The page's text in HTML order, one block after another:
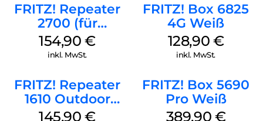
FRITZ! Repeater
2700 (für
Tarifvermarktung)
Weiß
154,90€
inkl. MwSt.
FRITZ! Box 6825
4G Weiß
128,90 €
inkl. MwSt.
FRITZ! Repeater
1610 Outdoor
Weiß
145,90€
FRITZ! Box 5690
Pro Weiß
389,90 €